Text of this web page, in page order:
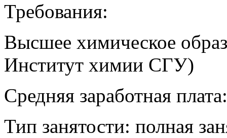
Требования:
Высшее химическое
Институт химии СГУ)
Средняя заработная
Тип занятости: полная